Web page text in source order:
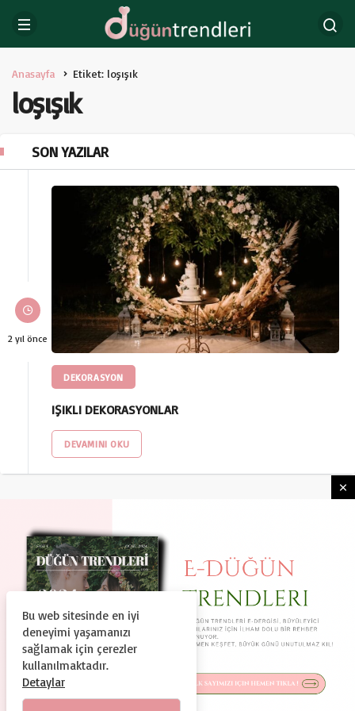
Anasayfa Etiket: loşışık
loşışık
SON YAZILAR
2 yıl önce
DEKORASYON
IŞIKLI DEKORASYONLAR
DEVAMINI OKU
HAKKIMIZDA
KULLANIM ŞARTLARI
GIZLILIK VE GÜVENLIK
KÜNYE İLETIŞIM
© Copyright 2024, Tüm Hakları Saklıdır
Duguntrendleri.com Bir Dtc Teknoloji ve Organizasyon A.Ş.
Bu web sitesinde en iyi
deneyimi yaşamanızı
sağlamak için çerezler
kullanılmaktadır.
Detaylar